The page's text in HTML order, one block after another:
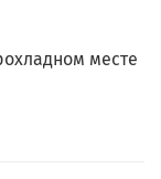
месте